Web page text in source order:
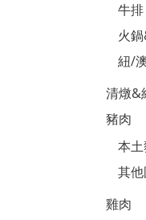
牛排
火
紐/
清燉&
豬肉
本
其
雞肉